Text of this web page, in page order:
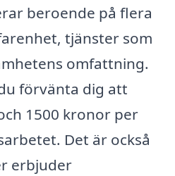
beroende på flera
tjänster som
omfattning.
förvänta dig att
1500 kronor per
Det är också
erbjuder